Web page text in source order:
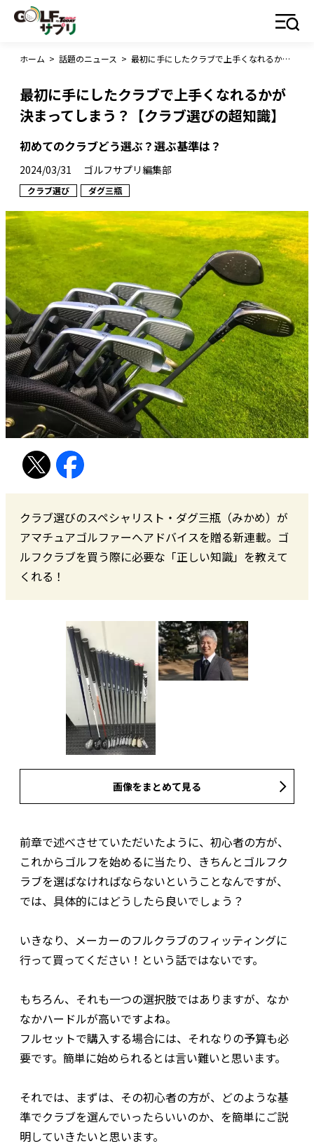
ホーム > 話題のニュース > 最初に手にしたクラブで上手くなれるかが決まってしまう？【クラブ選びの超知識】
最初に手にしたクラブで上手くなれるかが
決まってしまう？【クラブ選びの超知識】
初めてのクラブどう選ぶ？選ぶ基準は？
2024/03/31 ゴルフサプリ編集部
クラブ選び ダグ三瓶
クラブ選びのスペシャリスト・ダグ三瓶（みかめ）が
アマチュアゴルファーへアドバイスを贈る新連載。ゴ
ルフクラブを買う際に必要な「正しい知識」を教えて
くれる！
画像をまとめて見る
前章で述べさせていただいたように、初心者の方が、
これからゴルフを始めるに当たり、きちんとゴルフク
ラブを選ばなければならないということなんですが、
では、具体的にはどうしたら良いでしょう？
いきなり、メーカーのフルクラブのフィッティングに
行って買ってください！という話ではないです。
もちろん、それも一つの選択肢ではありますが、なか
なかハードルが高いですよね。
フルセットで購入する場合には、それなりの予算も必
要です。簡単に始められるとは言い難いと思います。
それでは、まずは、その初心者の方が、どのような基
準でクラブを選んでいったらいいのか、を簡単にご説
明していきたいと思います。